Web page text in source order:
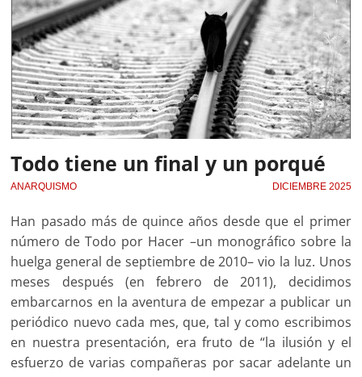
Todo tiene un final y un porqué
ANARQUISMO DICIEMBRE 2025
Han pasado más de quince años desde que el primer
número de Todo por Hacer –un monográfico sobre la
huelga general de septiembre de 2010– vio la luz. Unos
meses después (en febrero de 2011), decidimos
embarcarnos en la aventura de empezar a publicar un
periódico nuevo cada mes, que, tal y como escribimos
en nuestra presentación, era fruto de “la ilusión y el
esfuerzo de varias compañeras por sacar adelante un